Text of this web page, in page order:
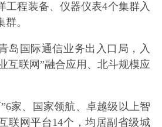
工程装备、仪器仪表4个集群入
。
岛国际通信业务出入口局，入
互联网”融合应用、北斗规模应
家、国家领航、卓越级以上智
联网平台14个，均居副省级城